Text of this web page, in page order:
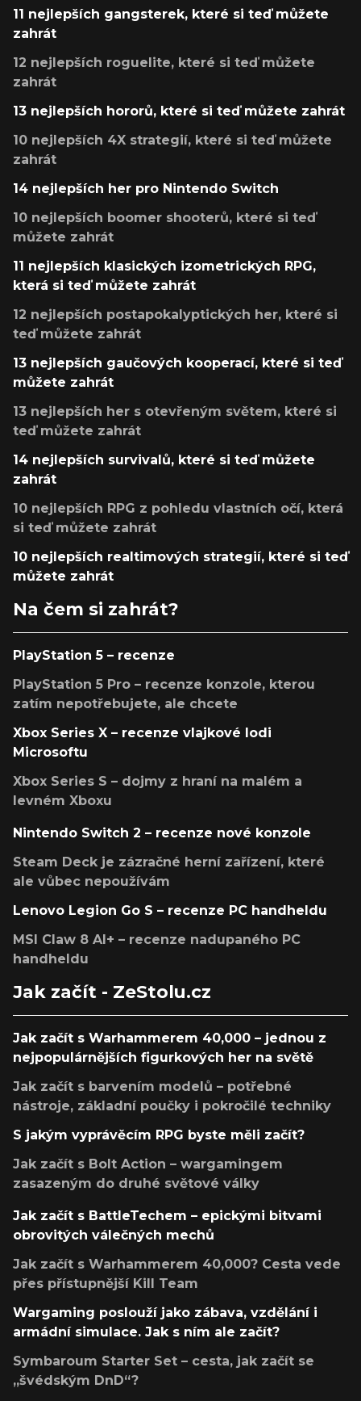
11 nejlepších gangsterek, které si teď můžete
zahrát
12 nejlepších roguelite, které si teď můžete
zahrát
13 nejlepších hororů, které si teď můžete zahrát
10 nejlepších 4X strategií, které si teď můžete
zahrát
14 nejlepších her pro Nintendo Switch
10 nejlepších boomer shooterů, které si teď
můžete zahrát
11 nejlepších klasických izometrických RPG,
která si teď můžete zahrát
12 nejlepších postapokalyptických her, které si
teď můžete zahrát
13 nejlepších gaučových kooperací, které si teď
můžete zahrát
13 nejlepších her s otevřeným světem, které si
teď můžete zahrát
14 nejlepších survivalů, které si teď můžete
zahrát
10 nejlepších RPG z pohledu vlastních očí, která
si teď můžete zahrát
10 nejlepších realtimových strategií, které si teď
můžete zahrát
Na čem si zahrát?
PlayStation 5 – recenze
PlayStation 5 Pro – recenze konzole, kterou
zatím nepotřebujete, ale chcete
Xbox Series X – recenze vlajkové lodi
Microsoftu
Xbox Series S – dojmy z hraní na malém a
levném Xboxu
Nintendo Switch 2 – recenze nové konzole
Steam Deck je zázračné herní zařízení, které
ale vůbec nepoužívám
Lenovo Legion Go S – recenze PC handheldu
MSI Claw 8 AI+ – recenze nadupaného PC
handheldu
Jak začít - ZeStolu.cz
Jak začít s Warhammerem 40,000 – jednou z
nejpopulárnějších figurkových her na světě
Jak začít s barvením modelů – potřebné
nástroje, základní poučky i pokročilé techniky
S jakým vyprávěcím RPG byste měli začít?
Jak začít s Bolt Action – wargamingem
zasazeným do druhé světové války
Jak začít s BattleTechem – epickými bitvami
obrovitých válečných mechů
Jak začít s Warhammerem 40,000? Cesta vede
přes přístupnější Kill Team
Wargaming poslouží jako zábava, vzdělání i
armádní simulace. Jak s ním ale začít?
Symbaroum Starter Set – cesta, jak začít se
„švédským DnD“?